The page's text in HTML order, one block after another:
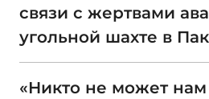
связи с жертвами
угольной шахте в
«Никто не может